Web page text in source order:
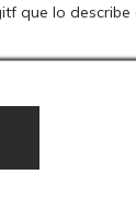
que lo describe